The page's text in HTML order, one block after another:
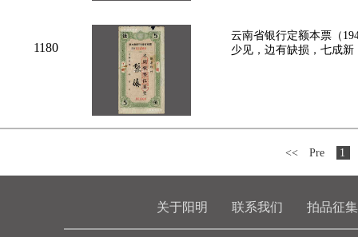
1180
云南省银行定额本票（
少见，边有缺损，七成新
<< Pre 1
关于阳明 联系我们 拍品征集